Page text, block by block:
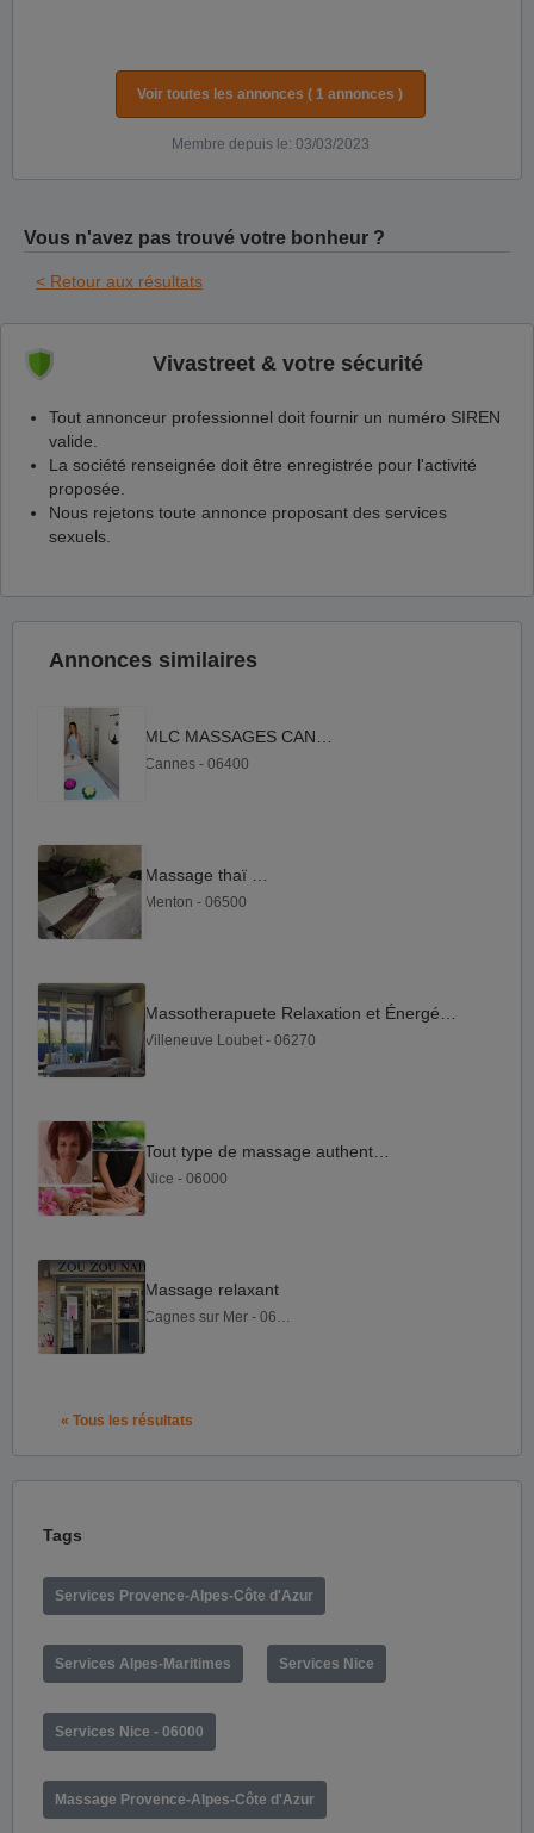
Voir toutes les annonces ( 1 annonces )
Membre depuis le: 03/03/2023
Vous n'avez pas trouvé votre bonheur ?
< Retour aux résultats
Vivastreet & votre sécurité
Tout annonceur professionnel doit fournir un numéro SIREN
valide.
La société renseignée doit être enregistrée pour l'activité
proposée.
Nous rejetons toute annonce proposant des services
sexuels.
Annonces similaires
Cannes - 06400
Menton - 06500
Villeneuve Loubet - 06270
Nice - 06000
Massage relaxant
Cagnes sur Mer - 06800
« Tous les résultats
Tags
Services Provence-Alpes-Côte d'Azur
Services Alpes-Maritimes Services Nice
Services Nice - 06000
Massage Provence-Alpes-Côte d'Azur